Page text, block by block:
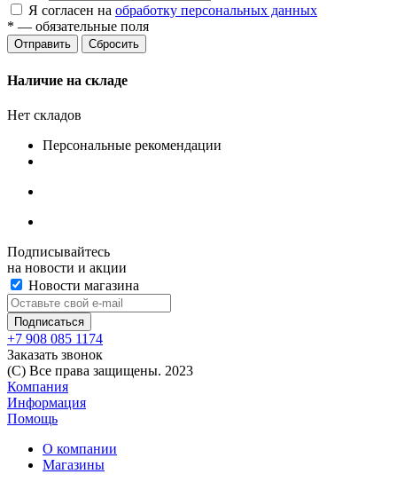
Я согласен на обработку персональных данных
* — обязательные поля
Сбросить
Наличие на складе
Нет складов
Персональные рекомендации
Подписывайтесь
на новости и акции
Новости магазина
+7 908 085 1174
Заказать звонок
(C) Все права защищены. 2023
Компания
Информация
Помощь
О компании
Магазины